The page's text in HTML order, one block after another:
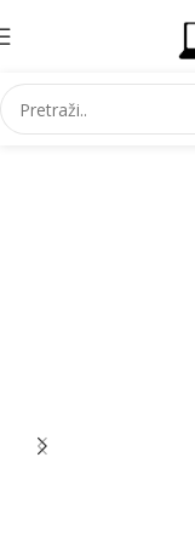
Početna Informatika